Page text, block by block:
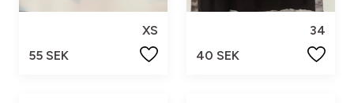
XS
55 SEK
34
40 SEK